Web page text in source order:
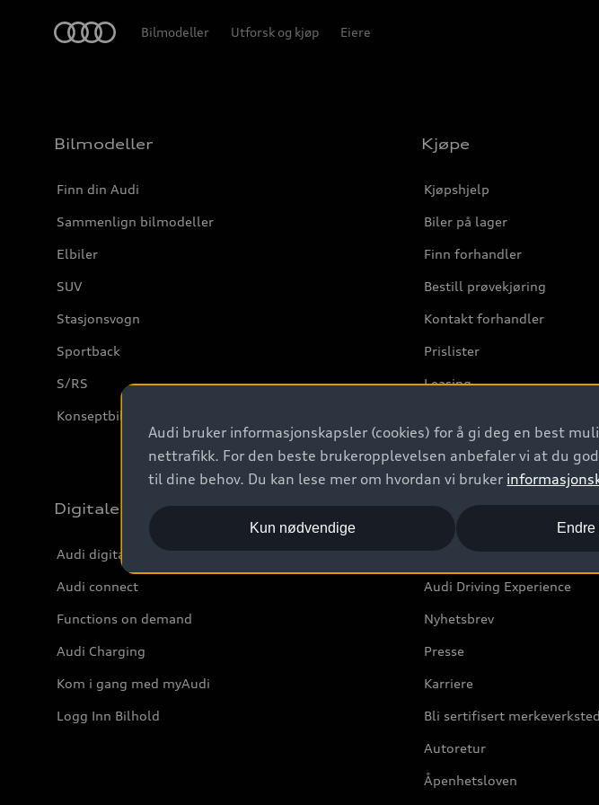
Bilmodeller Utforsk og kjøp Eiere
Bilmodeller
Finn din Audi
Sammenlign bilmodeller
Elbiler
SUV
Stasjonsvogn
Sportback
S/RS
Konseptbiler og prototyper
Kjøpe
Kjøpshjelp
Biler på lager
Finn forhandler
Bestill prøvekjøring
Kontakt forhandler
Prislister
Leasing
Audi Forsikring
Digitale tjenester
Audi digitale tjenester
Audi connect
Functions on demand
Audi Charging
Kom i gang med myAudi
Logg Inn Bilhold
Audi Norge
Kundeservice
Audi Driving Experience
Nyhetsbrev
Presse
Karriere
Bli sertifisert merkeverksted
Autoretur
Åpenhetsloven
Audi bruker informasjonskapsler (cookies) for å gi deg en best
nettrafikk. For den beste brukeropplevelsen anbefaler vi at du
til dine behov. Du kan lese mer om hvordan vi bruker
Kun nødvendige